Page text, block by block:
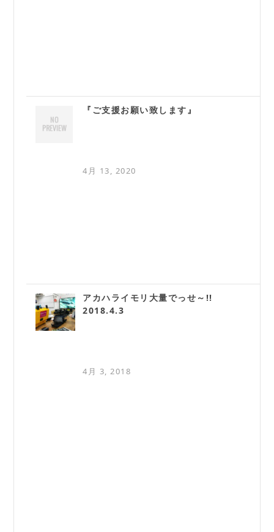
『ご支援お願い致します』
4月 13, 2020
アカハライモリ大量でっせ～!!
2018.4.3
4月 3, 2018